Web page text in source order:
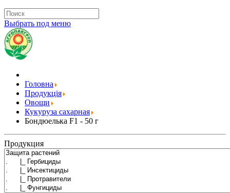
Выбрать под меню
Головна
Продукція
Овощи
Кукуруза сахарная
Бондюелька F1 - 50 г
Продукция